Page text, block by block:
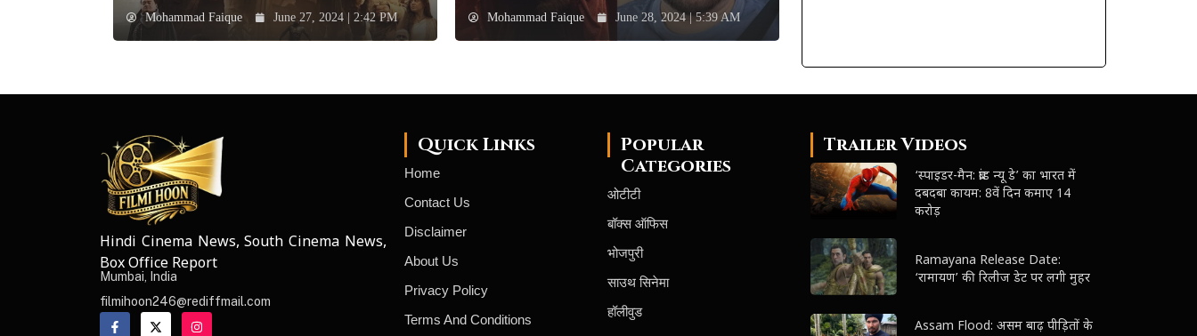
Mohammad Faique June 27, 2024 | 2:42 PM Mohammad Faique June 28, 2024 | 5:39 AM
NEWS ELEMENTOR
Hindi Cinema News, South Cinema News,
Box Office Report
Mumbai, India
filmihoon246@rediffmail.com
Quick Links
Home
Contact Us
Disclaimer
About Us
Privacy Policy
Terms And Conditions
Popular
Categories
ओटीटी
बॉक्स ऑफिस
भोजपुरी
साउथ सिनेमा
हॉलीवुड
Trailer Videos
‘स्पाइडर-मैन: ब्रांड न्यू डे’ का भारत में
दबदबा कायम: 8वें दिन कमाए 14
करोड़
Ramayana Release Date:
‘रामायण’ की रिलीज डेट पर लगी मुहर
Assam Flood: असम बाढ़ पीड़ितों के